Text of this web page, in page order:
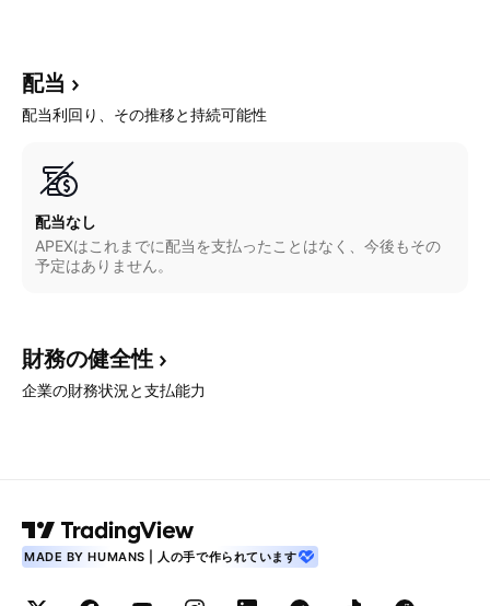
配当
配当利回り、その推移と持続可能性
配当なし
APEXはこれまでに配当を支払ったことはなく、今後もその
予定はありません。
財務の健全性
企業の財務状況と支払能力
MADE BY HUMANS | 人の手で作られています